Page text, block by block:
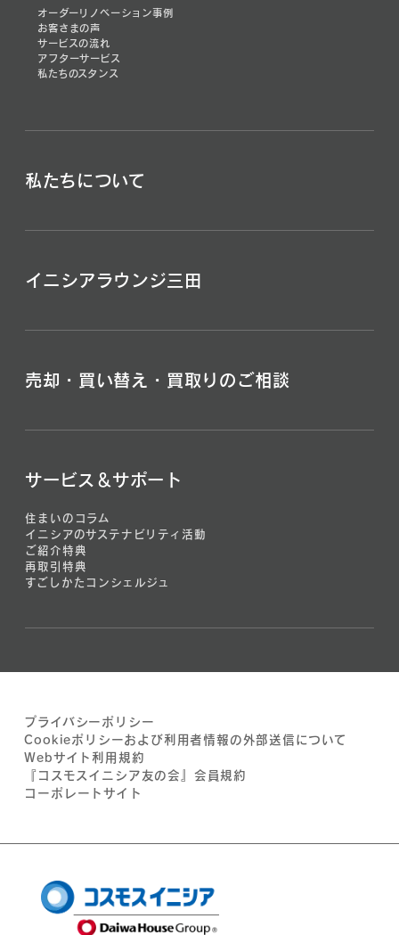
オーダーリノベーション事例
お客さまの声
サービスの流れ
アフターサービス
私たちのスタンス
私たちについて
イニシアラウンジ三田
売却・買い替え・買取りのご相談
サービス＆サポート
住まいのコラム
イニシアのサステナビリティ活動
ご紹介特典
再取引特典
すごしかたコンシェルジュ
プライバシーポリシー
Cookieポリシーおよび利用者情報の外部送信について
Webサイト利用規約
『コスモスイニシア友の会』会員規約
コーポレートサイト